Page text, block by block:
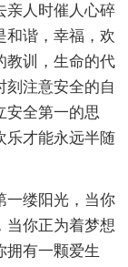
亲人时催人心碎
和谐，幸福，欢
教训，生命的代
刻注意安全的自
安全第一的思
乐才能永远半随
一缕阳光，当你
当你正为着梦想
拥有一颗爱生